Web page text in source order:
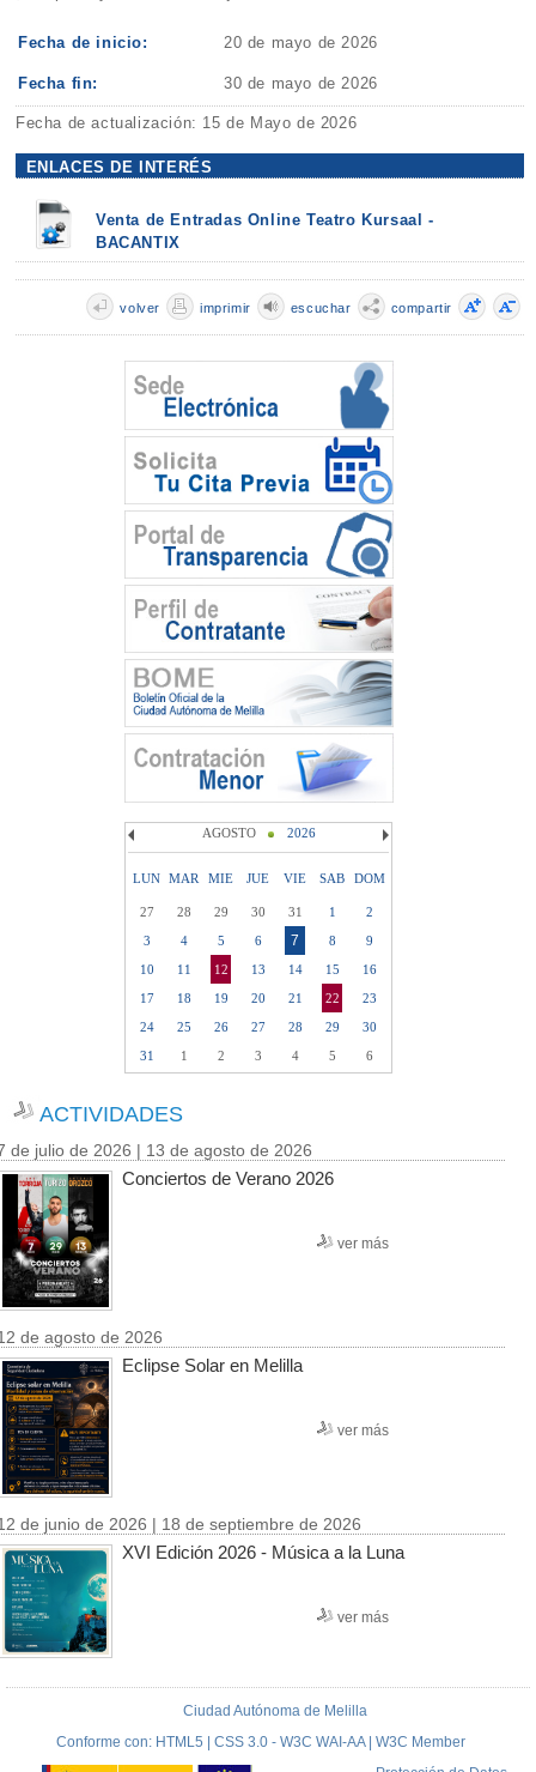
Fecha de inicio: 20 de mayo de 2026
Fecha fin: 30 de mayo de 2026
Fecha de actualización: 15 de Mayo de 2026
ENLACES DE INTERÉS
Venta de Entradas Online Teatro Kursaal -
BACANTIX
compartir
escuchar
imprimir
volver
AGOSTO 2026
LUN MAR MIE JUE VIE SAB DOM
27 28 29 30 31 1
2
3
4 5 6 7 8
9
10
11 12 13 14 15
16
17
18 19 20 21 22
23
24
25 26 27 28 29
30
31
1 2 3 4 5 6
ACTIVIDADES
de julio de 2026 | 13 de agosto de 2026
Conciertos de Verano 2026
ver más
de agosto de 2026
Eclipse Solar en Melilla
ver más
de junio de 2026 | 18 de septiembre de 2026
XVI Edición 2026 - Música a la Luna
ver más
Ciudad Autónoma de Melilla
Conforme con: HTML5 | CSS 3.0 - W3C WAI-AA | W3C Member